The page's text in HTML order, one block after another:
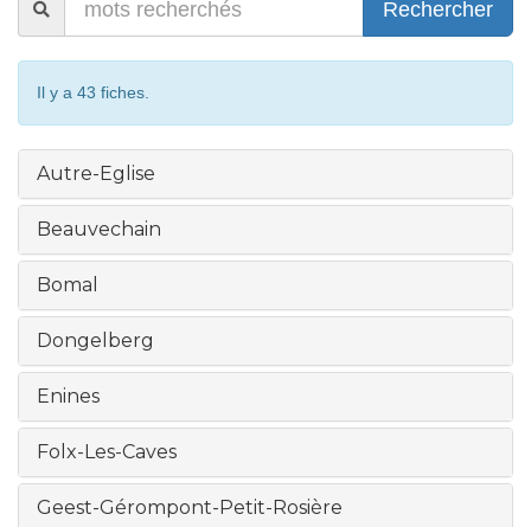
Il y a 43 fiches.
Autre-Eglise
Beauvechain
Bomal
Dongelberg
Enines
Folx-Les-Caves
Geest-Gérompont-Petit-Rosière